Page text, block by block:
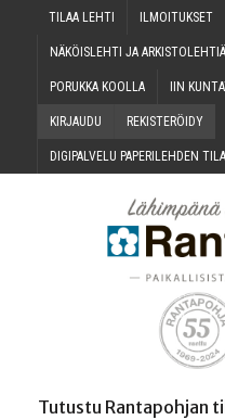
TILAA LEH­TI ILMOI­TUK­SET
NÄKÖIS­LEH­TI JA
PORUK­KA KOOLLA IIN
KIR­JAU­DU REKIS­TE­RÖI­DY
DIGI­PAL­VE­LU PAPE­RI­LEH­DEN
Tutustu Rantapohjan